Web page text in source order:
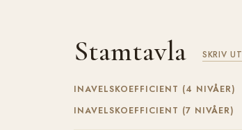
Stamtavla SKRIV
INAVELSKOEFFICIENT (4 NIVÅER)
INAVELSKOEFFICIENT (7 NIVÅER)